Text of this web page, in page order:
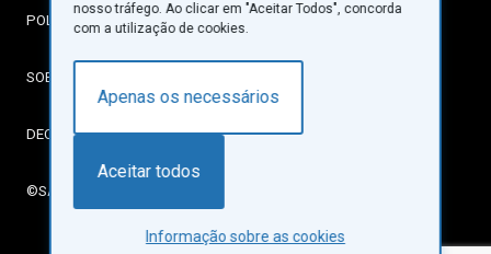
POLÍTICA DE PRIVACIDADE
SOBRE COOKIES
DECLARAÇÃO DE ACESSIBILIDADE
©SANTA CASA DA MISERICÓRDIA DE LISBOA
nosso tráfego. Ao clicar em "Aceitar Todos", concorda
com a utilização de cookies.
Apenas os necessários
Aceitar todos
Informação sobre as cookies